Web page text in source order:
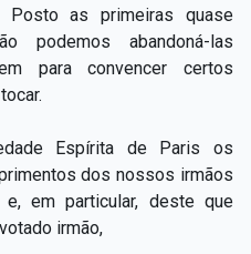
Posto as primeiras quase
podemos abandoná-las
para convencer certos
Espírita de Paris os
dos nossos irmãos
em particular, deste que
irmão,